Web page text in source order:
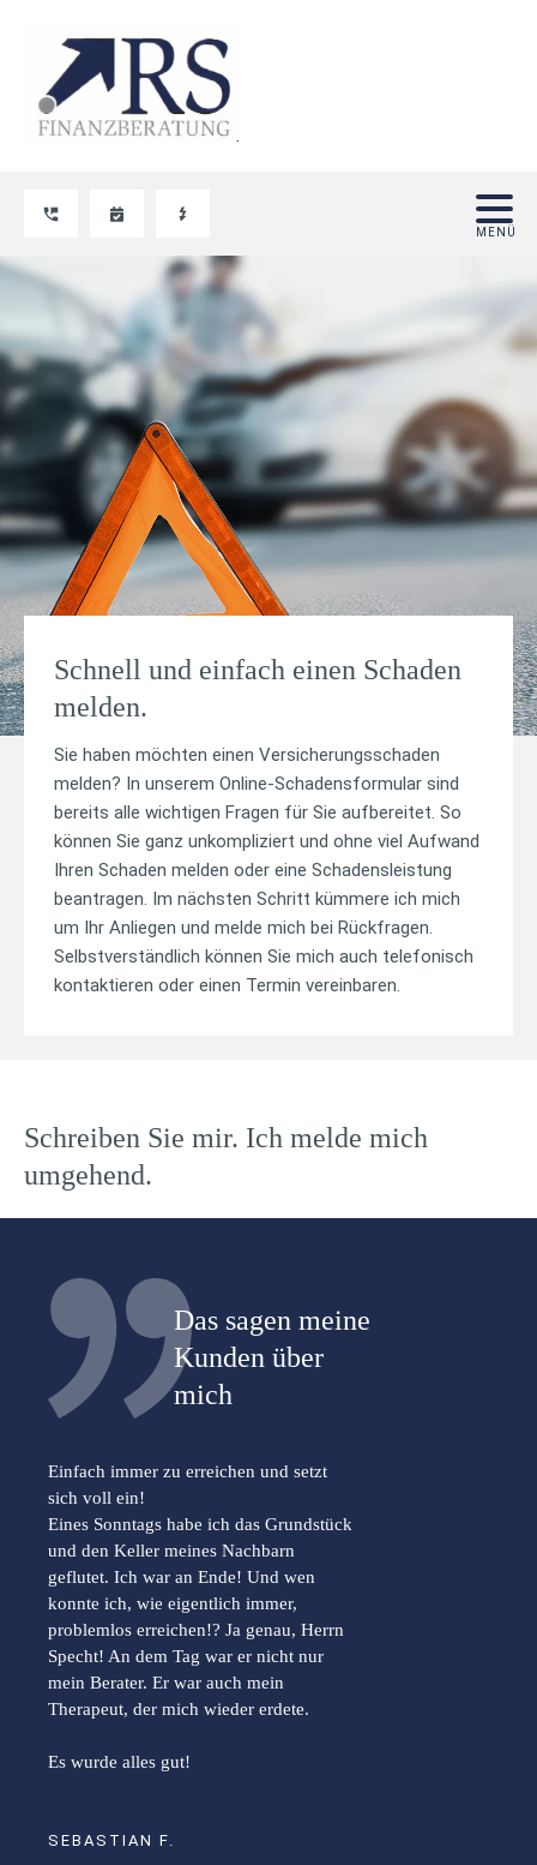
Schnell und einfach einen Schaden
melden.
Sie haben möchten einen Versicherungsschaden
melden? In unserem Online-Schadensformular sind
bereits alle wichtigen Fragen für Sie aufbereitet. So
können Sie ganz unkompliziert und ohne viel Aufwand
Ihren Schaden melden oder eine Schadensleistung
beantragen. Im nächsten Schritt kümmere ich mich
um Ihr Anliegen und melde mich bei Rückfragen.
Selbstverständlich können Sie mich auch telefonisch
kontaktieren oder einen Termin vereinbaren.
Schreiben Sie mir. Ich melde mich
umgehend.
Das sagen meine
Kunden über
mich
Einfach immer zu erreichen und setzt
sich voll ein!
Eines Sonntags habe ich das Grundstück
und den Keller meines Nachbarn
geflutet. Ich war an Ende! Und wen
konnte ich, wie eigentlich immer,
problemlos erreichen!? Ja genau, Herrn
Specht! An dem Tag war er nicht nur
mein Berater. Er war auch mein
Therapeut, der mich wieder erdete.
Es wurde alles gut!
SEBASTIAN F.